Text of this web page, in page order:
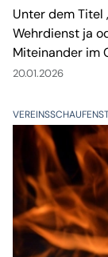
Unter dem Titel
Wehrdienst ja
Miteinander im
20.01.2026